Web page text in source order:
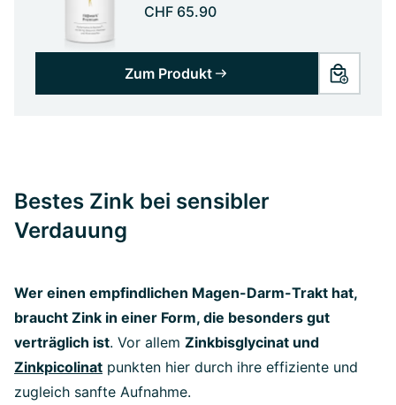
CHF 65.90
Zum Produkt
Bestes Zink bei sensibler
Verdauung
Wer einen empfindlichen Magen-Darm-Trakt hat,
braucht Zink in einer Form, die besonders gut
verträglich ist. Vor allem Zinkbisglycinat und
Zinkpicolinat punkten hier durch ihre effiziente und
zugleich sanfte Aufnahme.